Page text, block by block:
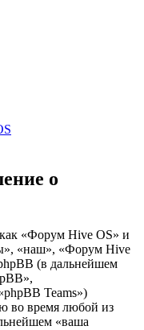
о
«Форум Hive OS» и
«наш», «Форум Hive
(в дальнейшем
Teams»)
во время любой из
«ваша